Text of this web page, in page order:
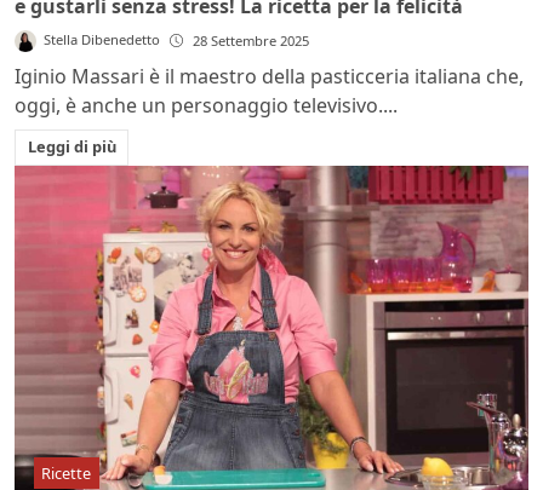
e gustarli senza stress! La ricetta per la felicità
Stella Dibenedetto 28 Settembre 2025
Iginio Massari è il maestro della pasticceria italiana che,
oggi, è anche un personaggio televisivo....
Leggi di più
Ricette